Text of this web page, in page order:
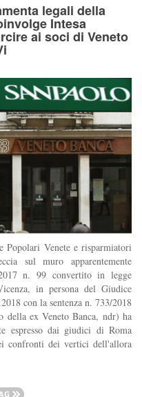
legali della
Intesa
ai soci di Veneto
Popolari Venete e risparmiatori
sul muro apparentemente
n. 99 convertito in legge
in persona del Giudice
con la sentenza n. 733/2018
della ex Veneto Banca, ndr) ha
espresso dai giudici di Roma
confronti dei vertici dell'allora